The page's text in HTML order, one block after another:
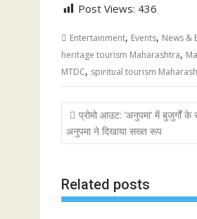
Post Views: 436
Entertainment, Events, News &
heritage tourism Maharashtra,
MTDC, spiritual tourism
Post
navigation
प्रोमो आउट: ‘अनुपमा’ में बुजुर्गों
अनुपमा ने दिखाया सख्त रूप
Related posts